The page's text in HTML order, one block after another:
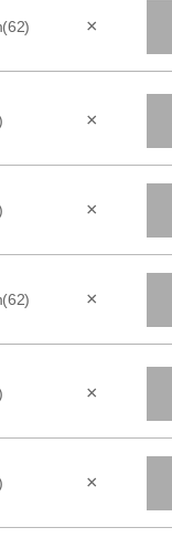
×
×
×
×
×
×